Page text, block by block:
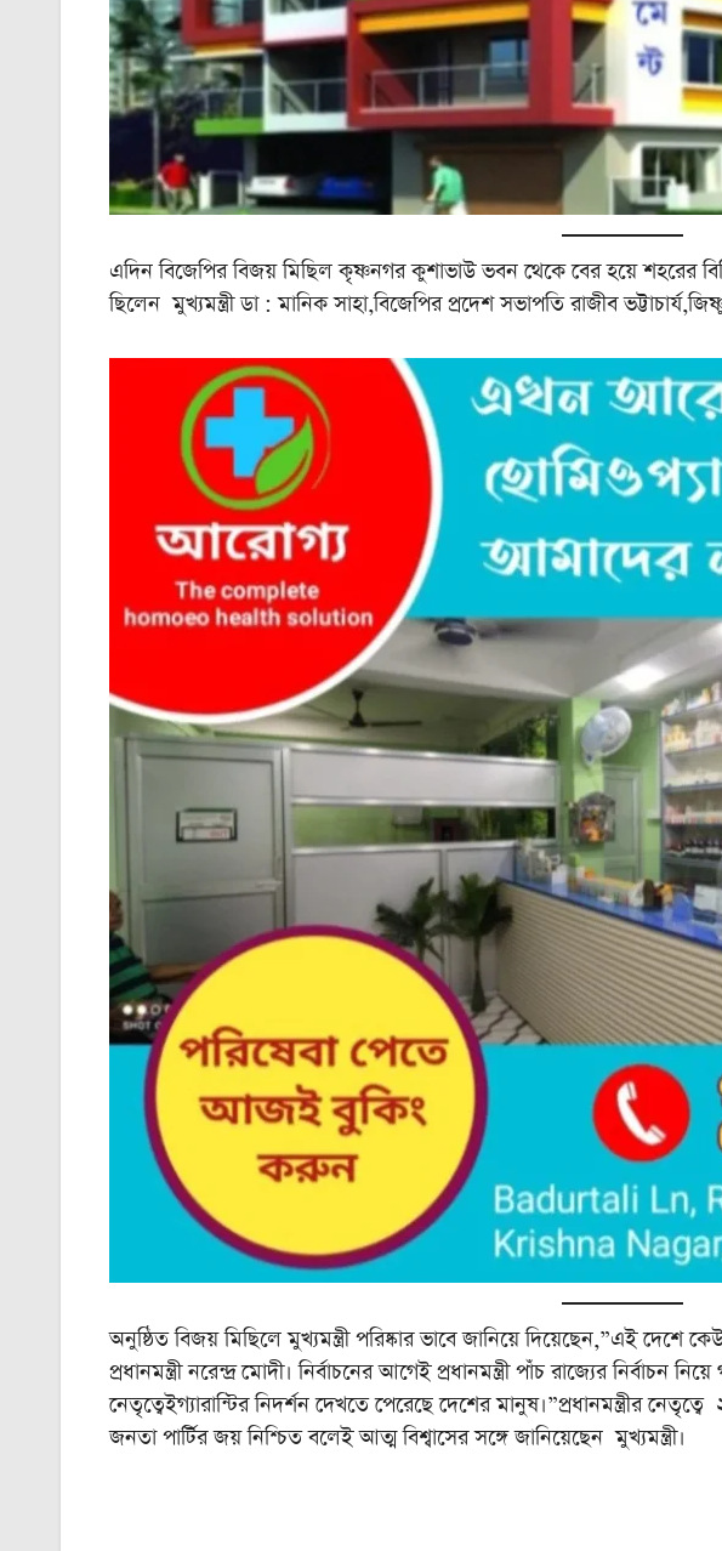
এদিন বিজেপির বিজয় মিছিল কৃষ্ণনগর কুশাভাউ ভবন থেকে বের হয়ে শহরের
ছিলেন মুখ্যমন্ত্রী ডা : মানিক সাহা,বিজেপির প্রদেশ সভাপতি রাজীব
অনুষ্ঠিত বিজয় মিছিলে মুখ্যমন্ত্রী পরিষ্কার ভাবে জানিয়ে দিয়েছেন,”এই দেশে
প্রধানমন্ত্রী নরেন্দ্র মোদী। নির্বাচনের আগেই প্রধানমন্ত্রী পাঁচ রাজ্যের নির্বাচন
নেতৃত্বেইগ্যারান্টির নিদর্শন দেখতে পেরেছে দেশের মানুষ।”প্রধানমন্ত্রীর
জনতা পার্টির জয় নিশ্চিত বলেই আত্ম বিশ্বাসের সঙ্গে জানিয়েছেন মুখ্যমন্ত্রী।